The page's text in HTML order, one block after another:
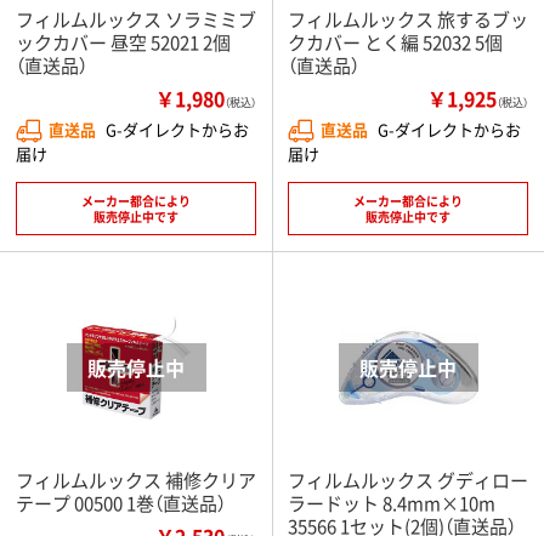
フィルムルックス ソラミミブ
ックカバー 昼空 52021 2個
（直送品）
￥1,980（税込）
直送品 G-ダイレクトからお
届け
メーカー都合により
販売停止中です
フィルムルックス 旅するブッ
クカバー とく編 52032 5個
（直送品）
￥1,925（税込）
直送品 G-ダイレクトからお
届け
メーカー都合により
販売停止中です
フィルムルックス 補修クリア
テープ 00500 1巻（直送品）
フィルムルックス グディロー
ラードット 8.4mm×10m
35566 1セット(2個)（直送品）